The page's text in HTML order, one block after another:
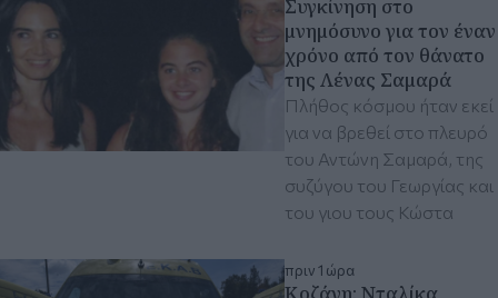
Συγκίνηση στο
μνημόσυνο για τον έναν
χρόνο από τον θάνατο
της Λένας Σαμαρά
Πλήθος κόσμου ήταν εκεί
για να βρεθεί στο πλευρό
του Αντώνη Σαμαρά, της
συζύγου του Γεωργίας και
του γιου τους Κώστα
πριν 1 ώρα